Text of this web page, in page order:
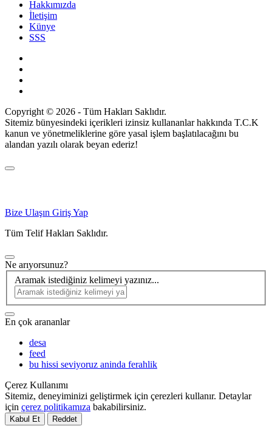
Hakkımızda
İletişim
Künye
SSS
Copyright © 2026 - Tüm Hakları Saklıdır.
Sitemiz bünyesindeki içerikleri izinsiz kullananlar hakkında T.C.K
kanun ve yönetmeliklerine göre yasal işlem başlatılacağını bu
alandan yazılı olarak beyan ederiz!
Bize Ulaşın Giriş Yap
Tüm Telif Hakları Saklıdır.
Ne arıyorsunuz?
Aramak istediğiniz kelimeyi yazınız...
En çok arananlar
desa
feed
bu hissi seviyoruz aninda ferahlik
Çerez Kullanımı
Sitemiz, deneyiminizi geliştirmek için çerezleri kullanır. Detaylar
için çerez politikamıza bakabilirsiniz.
Kabul Et Reddet